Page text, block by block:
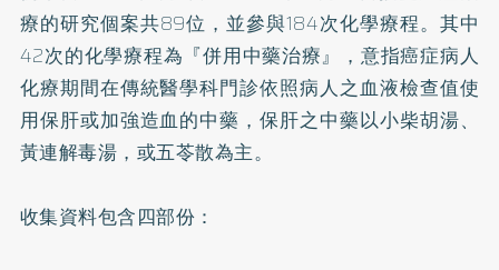
療的研究個案共89位，並參與184次化學療程。其中
42次的化學療程為『併用中藥治療』，意指癌症病人
化療期間在傳統醫學科門診依照病人之血液檢查值使
用保肝或加強造血的中藥，保肝之中藥以小柴胡湯、
黃連解毒湯，或五苓散為主。
收集資料包含四部份：